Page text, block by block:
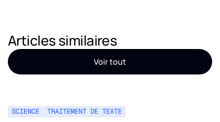
Articles similaires
Voir tout
SCIENCE TRAITEMENT DE TEXTE